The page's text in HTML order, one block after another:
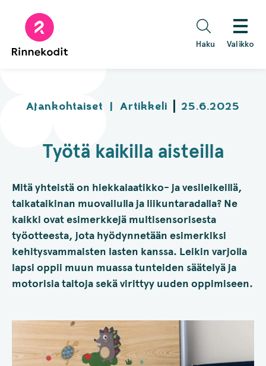
sisältöön
Haku Valikko
Ajankohtaiset | Artikkeli 25.6.2025
Työtä kaikilla aisteilla
Mitä yhteistä on hiekkalaatikko- ja vesileikeillä,
taikataikinan muovailulla ja liikuntaradalla? Ne
kaikki ovat esimerkkejä multisensorisesta
työotteesta, jota hyödynnetään esimerkiksi
kehitysvammaisten lasten kanssa. Leikin varjolla
lapsi oppii muun muassa tunteiden säätelyä ja
motorisia taitoja sekä virittyy uuden oppimiseen.